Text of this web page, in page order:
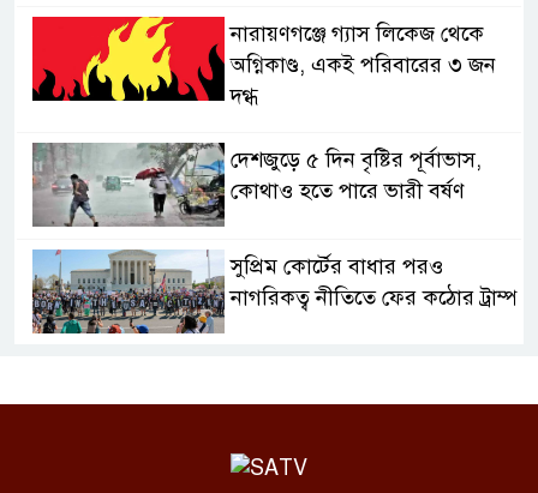
নারায়ণগঞ্জে গ্যাস লিকেজ থেকে
অগ্নিকাণ্ড, একই পরিবারের ৩ জন
দগ্ধ
দেশজুড়ে ৫ দিন বৃষ্টির পূর্বাভাস,
কোথাও হতে পারে ভারী বর্ষণ
সুপ্রিম কোর্টের বাধার পরও
নাগরিকত্ব নীতিতে ফের কঠোর ট্রাম্প
বললেন যুদ্ধ ‘খুব শিগগিরই’ শেষ